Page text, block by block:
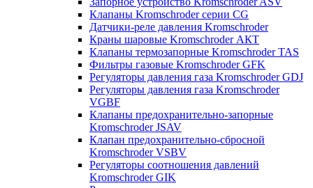
Клапаны Kromschroder серии CG
Датчики-реле давления Kromschroder
Краны шаровые Kromschroder АКТ
Клапаны термозапорные Kromschroder TAS
Фильтры газовые Kromschroder GFK
Регуляторы давления газа Kromschroder GDJ
Регуляторы давления газа Kromschroder
VGBF
Клапаны предохранительно-запорные
Kromschroder JSAV
Клапан предохранительно-сбросной
Kromschroder VSBV
Регуляторы соотношения давлений
Kromschroder GIK